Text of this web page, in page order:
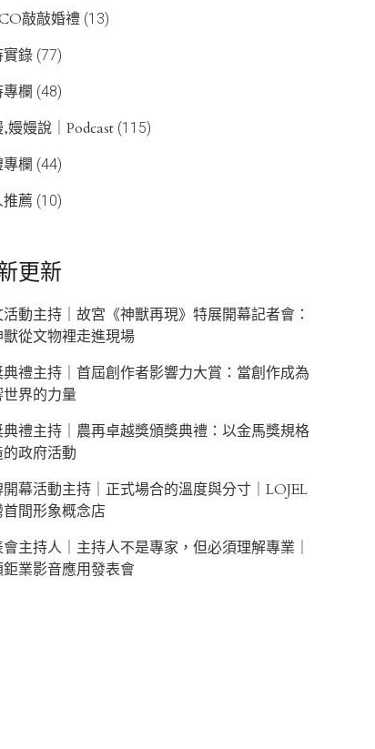
敲敲婚禮 (13)
實錄 (77)
欄 (48)
嫚嫚說｜Podcast (115)
欄 (44)
薦 (10)
更新
動主持｜故宮《神獸再現》特展開幕記者會：
獸從文物裡走進現場
禮主持｜首屆創作者影響力大賞：當創作成為
世界的力量
禮主持｜農再卓越獎頒獎典禮：以金馬獎規格
政府活動
開幕活動主持｜正式場合的溫度與分寸｜LOJEL
首間形象概念店
主持人｜主持人不是專家，但必須理解專業｜
業影音應用發表會